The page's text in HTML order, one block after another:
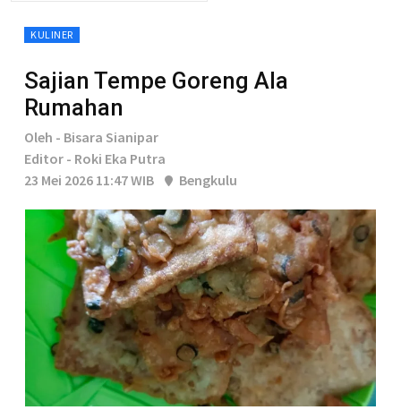
KULINER
Sajian Tempe Goreng Ala
Rumahan
Oleh - Bisara Sianipar
Editor - Roki Eka Putra
23 Mei 2026 11:47 WIB
Bengkulu